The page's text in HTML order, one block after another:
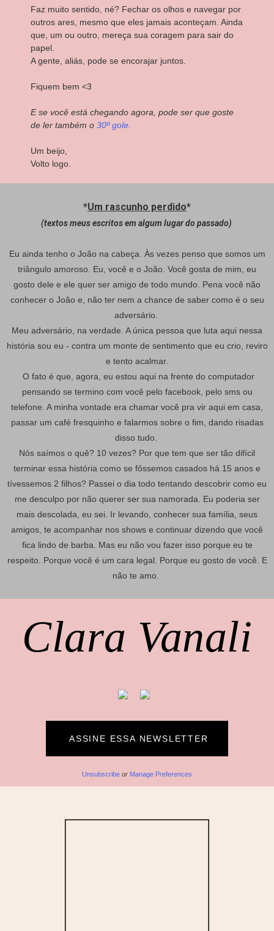
Faz muito sentido, né? Fechar os olhos e navegar por
outros ares, mesmo que eles jamais aconteçam. Ainda
que, um ou outro, mereça sua coragem para sair do
papel.
A gente, aliás, pode se encorajar juntos.
Fiquem bem <3
E se você está chegando agora, pode ser que goste
de ler também o 30º gole.
Um beijo,
Volto logo.
*Um rascunho perdido*
(textos meus escritos em algum lugar do passado)
Eu ainda tenho o João na cabeça. Às vezes penso que somos um
triângulo amoroso. Eu, você e o João. Você gosta de mim, eu
gosto dele e ele quer ser amigo de todo mundo. Pena você não
conhecer o João e, não ter nem a chance de saber como é o seu
adversário.
Meu adversário, na verdade. A única pessoa que luta aqui nessa
história sou eu - contra um monte de sentimento que eu crio, reviro
e tento acalmar.
O fato é que, agora, eu estou aqui na frente do computador
pensando se termino com você pelo facebook, pelo sms ou
telefone. A minha vontade era chamar você pra vir aqui em casa,
passar um café fresquinho e falarmos sobre o fim, dando risadas
disso tudo.
Nós saímos o quê? 10 vezes? Por que tem que ser tão difícil
terminar essa história como se fôssemos casados há 15 anos e
tívessemos 2 filhos? Passei o dia todo tentando descobrir como eu
me desculpo por não querer ser sua namorada. Eu poderia ser
mais descolada, eu sei. Ir levando, conhecer sua família, seus
amigos, te acompanhar nos shows e continuar dizendo que você
fica lindo de barba. Mas eu não vou fazer isso porque eu te
respeito. Porque você é um cara legal. Porque eu gosto de você. E
não te amo.
Clara Vanali
ASSINE ESSA NEWSLETTER
Unsubscribe or Manage Preferences